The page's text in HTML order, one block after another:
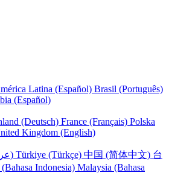
Latina (Español) Brasil (Português)
(Español)
(Deutsch) France (Français) Polska
Kingdom (English)
UAE (عربي) Türkiye (Türkçe) 中国 (简体中文) 台
Indonesia) Malaysia (Bahasa